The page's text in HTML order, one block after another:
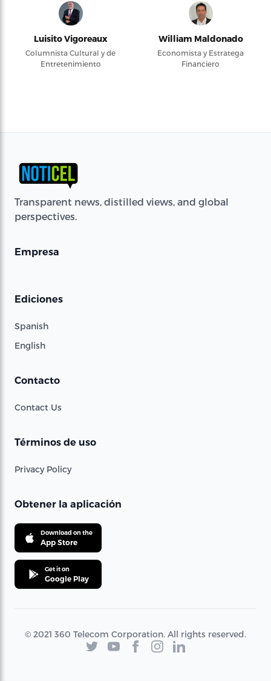
Luisito Vigoreaux
Columnista Cultural y de
Entretenimiento
William Maldonado
Economista y Estratega
Financiero
Transparent news, distilled views, and global
perspectives.
Empresa
Ediciones
Spanish
English
Contacto
Contact Us
Términos de uso
Privacy Policy
Obtener la aplicación
Download on the
App Store
Get it on
Google Play
© 2021 360 Telecom Corporation. All rights reserved.